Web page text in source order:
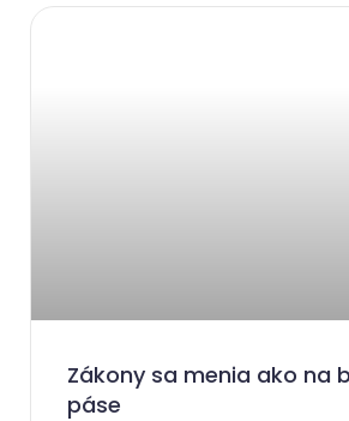
Zákony sa menia ako na
páse